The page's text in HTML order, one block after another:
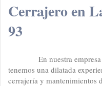
Cerrajero en
93
En nuestra empresa
tenemos una dilatada
cerrajería y mantenimientos